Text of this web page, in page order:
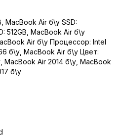
MacBook Air б\у SSD:
512GB MacBook Air б\у
Air б\у Процессор: Intel
б\у MacBook Air б\у Цвет:
MacBook Air 2014 б\у MacBook
б\у